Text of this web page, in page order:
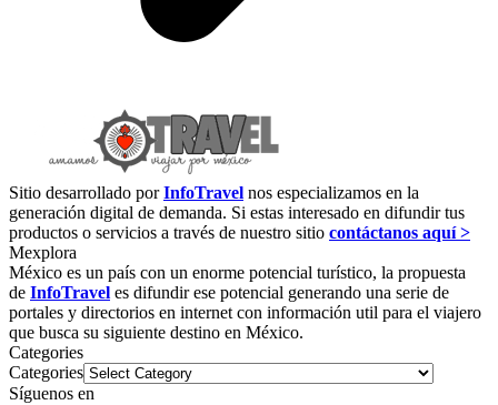
Sitio desarrollado porInfoTravel nos especializamos en la
generación digital de demanda. Si estas interesado en difundir tus
productos o servicios a través de nuestro sitio contáctanos aquí >
Mexplora
México es un país con un enorme potencial turístico, la propuesta
de InfoTravel es difundir ese potencial generando una serie de
portales y directorios en internet con información util para el viajero
que busca su siguiente destino en México.
Categories
Categories
Síguenos en